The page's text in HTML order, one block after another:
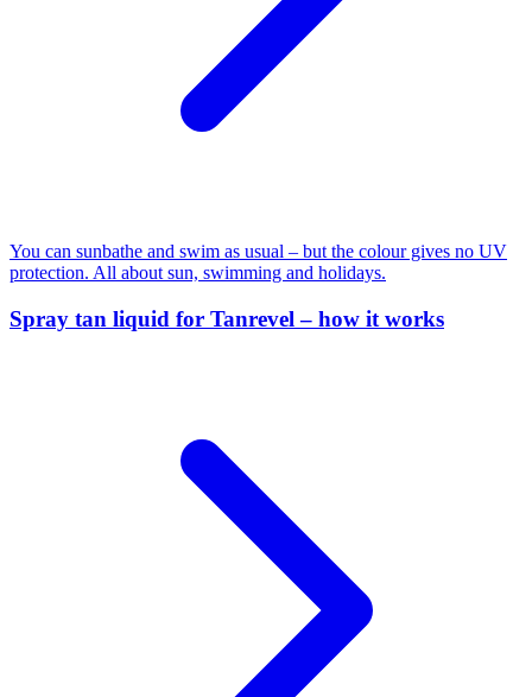
You can sunbathe and swim as usual – but the colour gives no UV
protection. All about sun, swimming and holidays.
Spray tan liquid for Tanrevel – how it works